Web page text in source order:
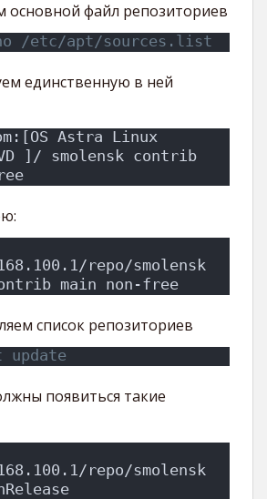
основной файл репозиториев
/etc/apt/sources.list
единственную в ней
Astra Linux
]/ smolensk contrib
repo/smolensk
main non-free
список репозиториев
update
появиться такие
repo/smolensk